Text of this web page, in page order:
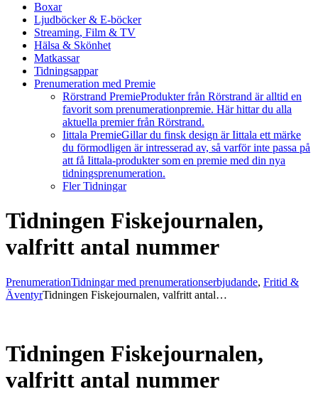
Boxar
Ljudböcker & E-böcker
Streaming, Film & TV
Hälsa & Skönhet
Matkassar
Tidningsappar
Prenumeration med Premie
Rörstrand PremieProdukter från Rörstrand är alltid en
favorit som prenumerationpremie. Här hittar du alla
aktuella premier från Rörstrand.
Iittala PremieGillar du finsk design är Iittala ett märke
du förmodligen är intresserad av, så varför inte passa på
att få Iittala-produkter som en premie med din nya
tidningsprenumeration.
Fler Tidningar
Tidningen Fiskejournalen,
valfritt antal nummer
PrenumerationTidningar med prenumerationserbjudande, Fritid &
ÄventyrTidningen Fiskejournalen, valfritt antal…
Tidningen Fiskejournalen,
valfritt antal nummer